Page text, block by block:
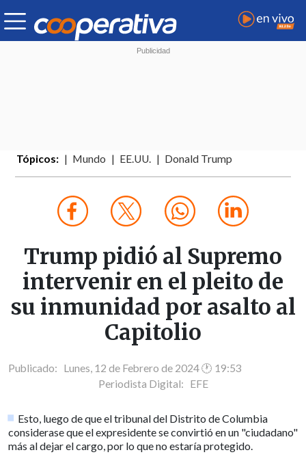
Tópicos: Mundo EE.UU. Donald Trump
Trump pidió al Supremo
intervenir en el pleito de
su inmunidad por asalto al
Capitolio
Publicado: Lunes, 12 de Febrero de 2024 🕐 19:53
Periodista Digital: EFE
Esto, luego de que el tribunal del Distrito de Columbia
considerase que el expresidente se convirtió en un "ciudadano"
más al dejar el cargo, por lo que no estaría protegido.